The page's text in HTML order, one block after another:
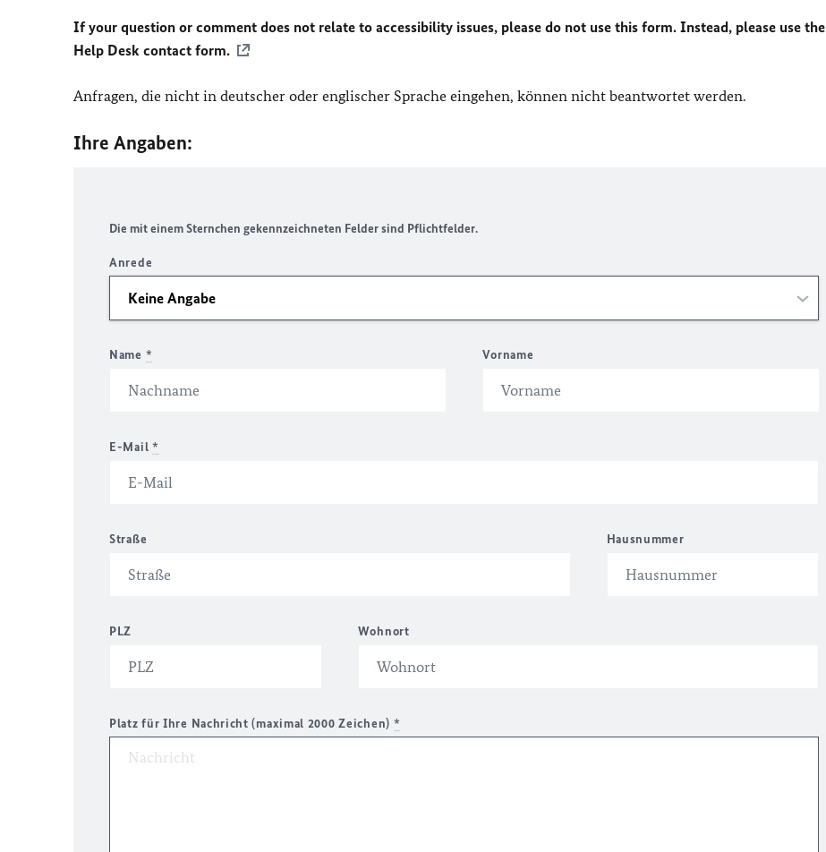
If your question or comment does not relate to accessibility issues, please do not use this form. Instead, please use the
Help Desk contact form.
Anfragen, die nicht in deutscher oder englischer Sprache eingehen, können nicht beantwortet werden.
Ihre Angaben:
Die mit einem Sternchen gekennzeichneten Felder sind Pflichtfelder.
Anrede
Name * Vorname
E-Mail *
Straße Hausnummer
PLZ Wohnort
Platz für Ihre Nachricht (maximal 2000 Zeichen) *